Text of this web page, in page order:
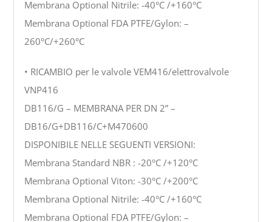
Membrana Optional Nitrile: -40°C /+160°C
Membrana Optional FDA PTFE/Gylon: –
260°C/+260°C
• RICAMBIO per le valvole VEM416/elettrovalvole
VNP416
DB116/G – MEMBRANA PER DN 2” –
DB16/G+DB116/C+M470600
DISPONIBILE NELLE SEGUENTI VERSIONI:
Membrana Standard NBR : -20°C /+120°C
Membrana Optional Viton: -30°C /+200°C
Membrana Optional Nitrile: -40°C /+160°C
Membrana Optional FDA PTFE/Gylon: –